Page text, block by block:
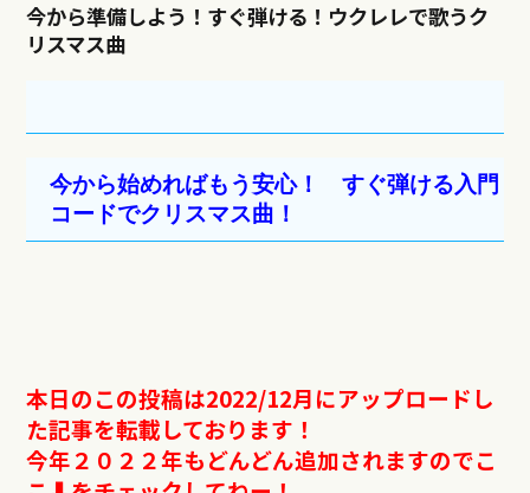
今から準備しよう！すぐ弾ける！ウクレレで歌うク
リスマス曲
今から始めればもう安心！ すぐ弾ける入門
コードでクリスマス曲！
本日のこの投稿は2022/12月にアップロードし
た記事を転載しております！
今年２０２２年もどんどん追加されますのでこ